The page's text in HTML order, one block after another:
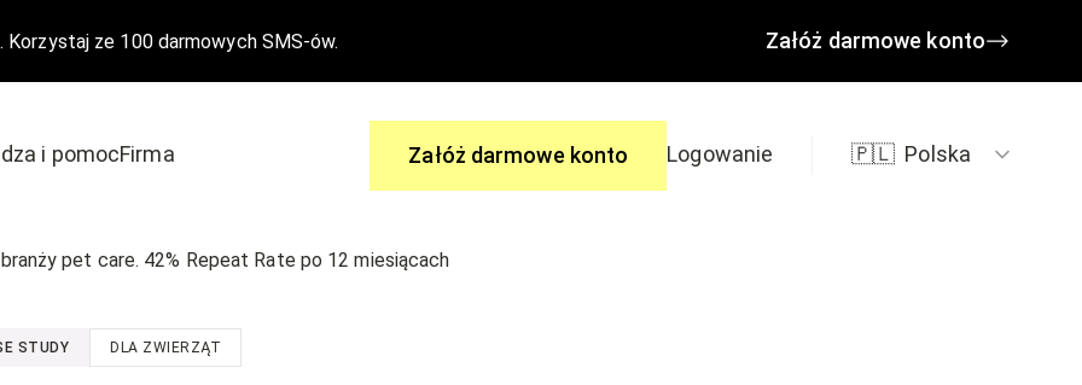
. Korzystaj ze 100 darmowych SMS-ów. Załóż darmowe konto
i pomocFirma Załóż darmowe konto Logowanie 🇵🇱 Polska
pet care. 42% Repeat Rate po 12 miesiącach
STUDY DLA ZWIERZĄT